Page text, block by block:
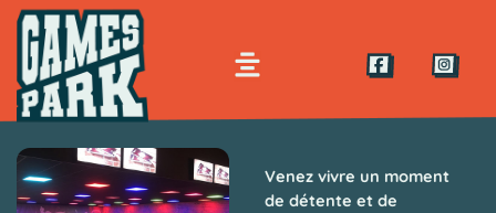
Aller
contenu
Menu
PARTAGEZ UN MOMENT SUR NOS PISTES DE BOWLING
Venez vivre un moment
de détente et de
Panneau de gestion des cookies